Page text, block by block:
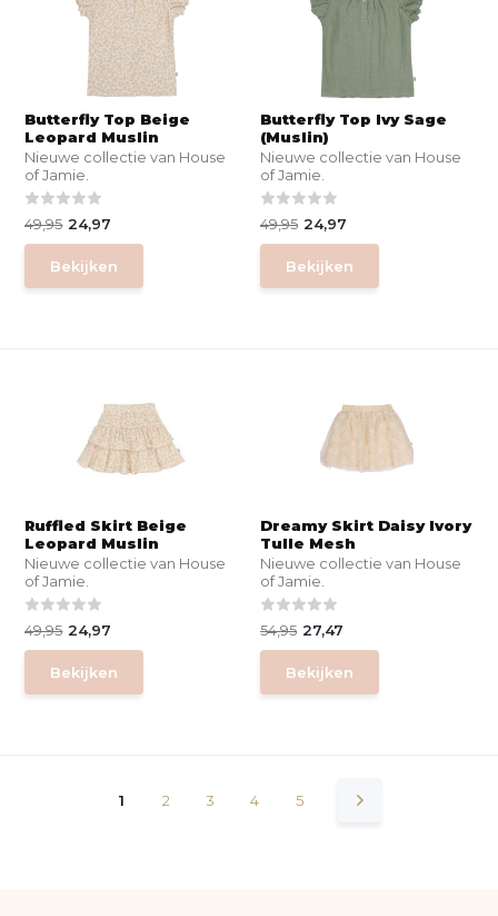
Butterfly Top Beige
Leopard Muslin
Nieuwe collectie van House
of Jamie.
49,95 24,97
Bekijken
Butterfly Top Ivy Sage
(Muslin)
Nieuwe collectie van House
of Jamie.
49,95 24,97
Bekijken
Ruffled Skirt Beige
Leopard Muslin
Nieuwe collectie van House
of Jamie.
49,95 24,97
Bekijken
Dreamy Skirt Daisy Ivory
Tulle Mesh
Nieuwe collectie van House
of Jamie.
54,95 27,47
Bekijken
1 2 3 4 5